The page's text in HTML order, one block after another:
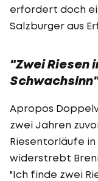
erfordert doch
Salzburger aus
"Zwei Riesen
Apropos
zwei Jahren
Riesentorläufe
widerstrebt
"Ich finde zwei